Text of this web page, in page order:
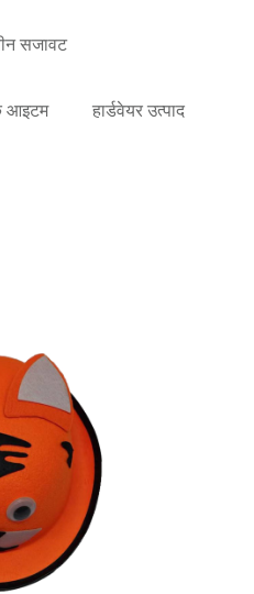
सजावट
आइटम हार्डवेयर उत्पाद